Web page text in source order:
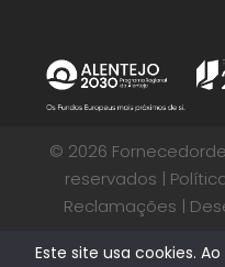
© 2026
reservados |
Reclamações |
Este site usa cookies.